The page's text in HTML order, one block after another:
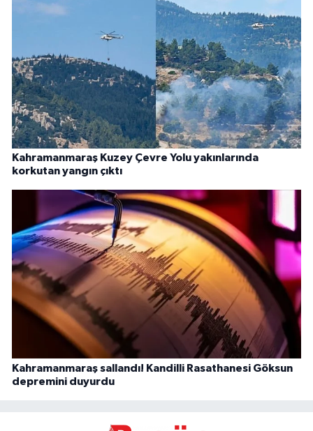
Kahramanmaraş Kuzey Çevre Yolu yakınlarında
korkutan yangın çıktı
Kahramanmaraş sallandı! Kandilli Rasathanesi Göksun
depremini duyurdu